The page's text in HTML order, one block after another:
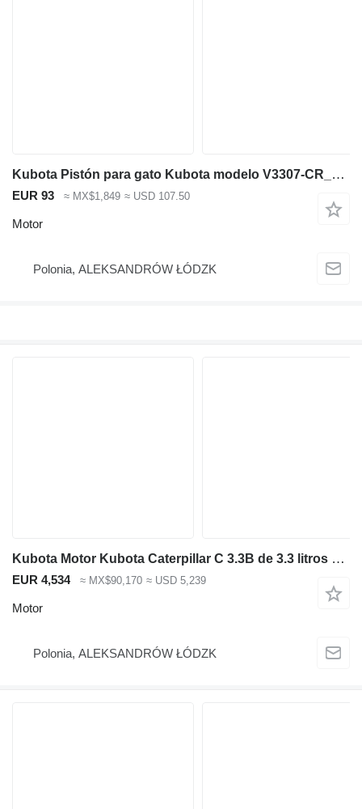
Kubota Pistón para gato Kubota modelo V3307-CR_TE4B-CTP-2R código sil 1J451-11001 motor para maquinaria de construcción
EUR 93 ≈ MX$1,849 ≈ USD 107.50
Motor
Polonia, ALEKSANDRÓW ŁÓDZK
Kubota Motor Kubota Caterpillar C 3.3B de 3.3 litros para excavadora
EUR 4,534 ≈ MX$90,170 ≈ USD 5,239
Motor
Polonia, ALEKSANDRÓW ŁÓDZK